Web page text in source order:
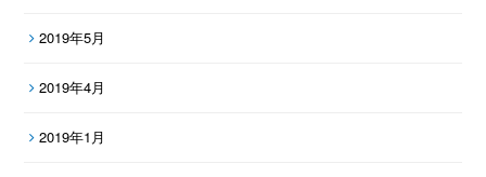
2019年5月
2019年4月
2019年1月